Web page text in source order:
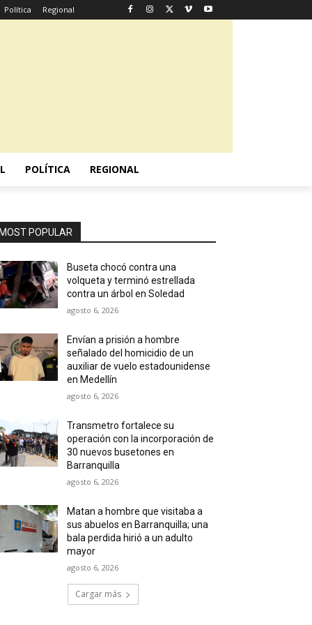
Política Regional
POLÍTICA REGIONAL
MOST POPULAR
Buseta chocó contra una
volqueta y terminó estrellada
contra un árbol en Soledad
agosto 6, 2026
Envían a prisión a hombre
señalado del homicidio de un
auxiliar de vuelo estadounidense
en Medellín
agosto 6, 2026
Transmetro fortalece su
operación con la incorporación de
30 nuevos busetones en
Barranquilla
agosto 6, 2026
Matan a hombre que visitaba a
sus abuelos en Barranquilla; una
bala perdida hirió a un adulto
mayor
agosto 6, 2026
Cargar más